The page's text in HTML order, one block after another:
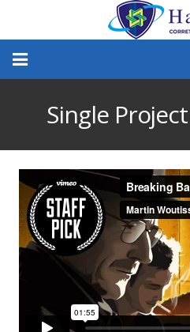
Contrate Online
Haganá Segurança
Single